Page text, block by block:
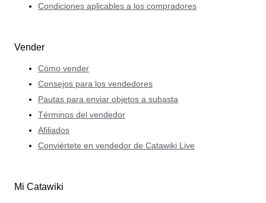
Condiciones aplicables a los compradores
Vender
Cómo vender
Consejos para los vendedores
Pautas para enviar objetos a subasta
Términos del vendedor
Afiliados
Conviértete en vendedor de Catawiki Live
Mi Catawiki